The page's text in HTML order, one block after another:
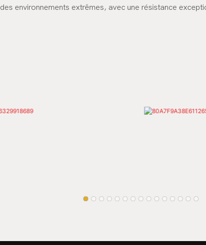
des environnements extrêmes, avec une résistance